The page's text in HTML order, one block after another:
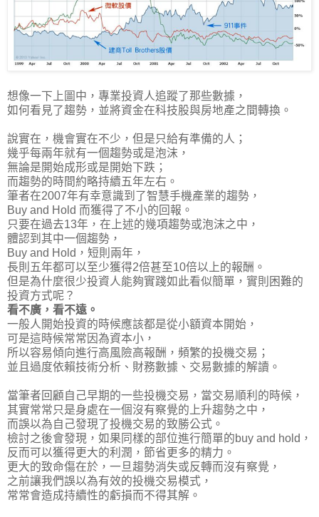
想像一下上圖中，專業投資人追蹤了那些數據，
如何看見了趨勢，並將資金在科技股與房地產之間轉換。
說實在，機會實在不少，但是只給有準備的人；
幾乎每兩年就有一個趨勢或是泡沫，
無論是開始成形或是開始下跌；
而趨勢的時間約略持續五年左右。
筆者在2007年有幸意識到了智慧手機產業的趨勢，
Buy and Hold 而獲得了不小的回報。
只要在過去13年，在上述的幾項趨勢或泡沫之中，
體認到其中一個趨勢，
Buy and Hold，短則兩年，
長則五年都可以至少獲得2倍甚至10倍以上的報酬。
但是為什麼很少投資人能夠實踐如此看似簡單，實則困難的
投資方式呢？
看不廣，看不遠。
一般人開始投資的時候應該都是從小額資本開始，
可是這時候常常因為資本小，
所以容易傾向進行高風險高報酬，頻繁的投機交易；
並且過度依賴技術分析、財務數據、交易數據的解讀。
當筆者 回顧自己早期的一些投機交易，當交易順利的時候，
其實常常只是身處在一個沒有察覺的上升趨勢之中 ，
而誤以為自己發現了投機交易的致勝公式。
檢討之後會發現，如果同樣的部位進行簡單的buy and hold，
反而可以獲得更大的利潤，節省更多的精力。
更大的致命傷在於，一旦趨勢消失或反轉而沒有察覺，
之前讓我們誤以為有效的投機交易模式，
常常會造成持續性的虧損而不得其解。